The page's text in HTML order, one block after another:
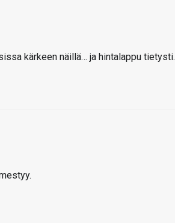
kärkeen näillä… ja hintalappu tietysti.